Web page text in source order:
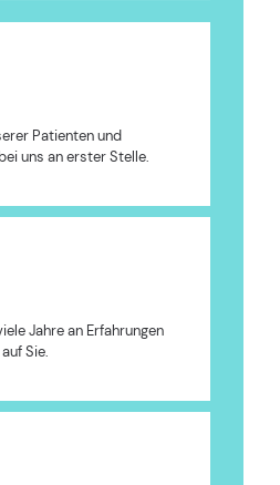
Patienten und
uns an erster Stelle.
Jahre an Erfahrungen
Sie.